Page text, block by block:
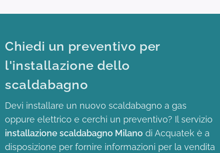
Chiedi un preventivo per
l'installazione dello
scaldabagno
Devi installare un nuovo scaldabagno a gas
oppure elettrico e cerchi un preventivo? Il servizio
installazione scaldabagno Milano di Acquatek è a
disposizione per fornire informazioni per la vendita